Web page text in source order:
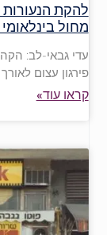
להקת
מחול בינלאומי
עדי גבאי-לב:
פירגון עצום
קראו עוד»